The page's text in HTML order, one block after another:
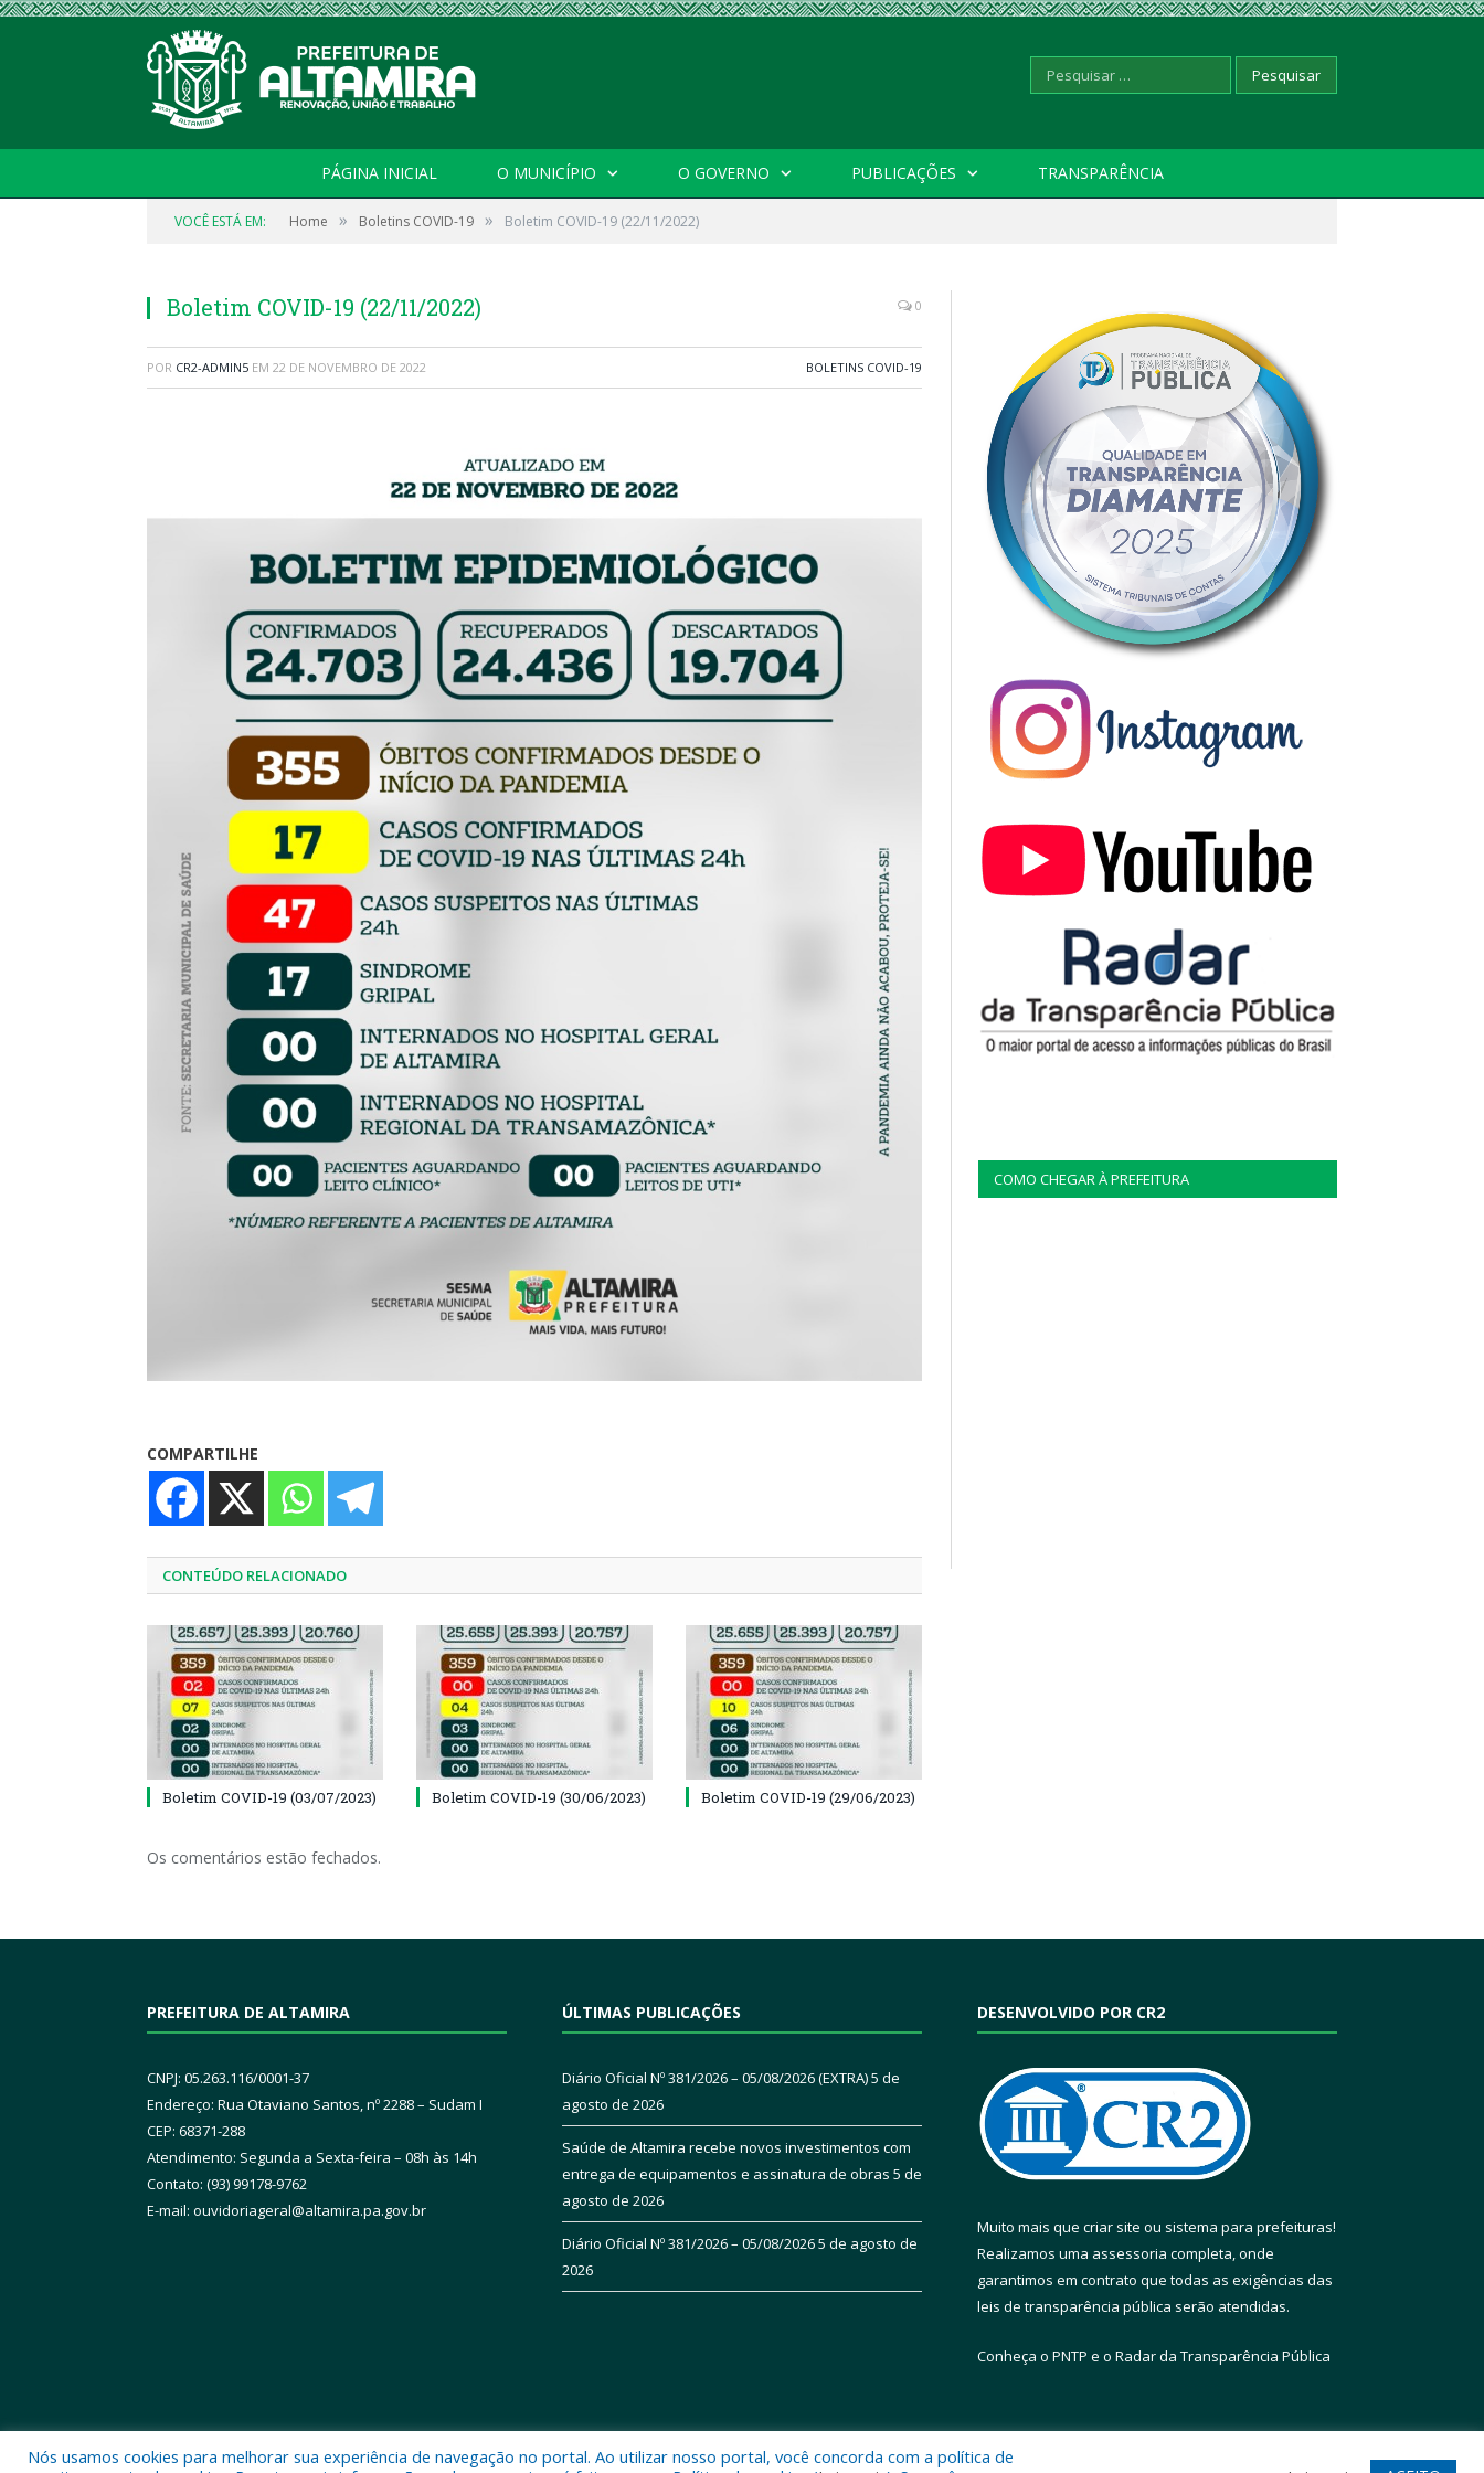
Pesquisar
PÁGINA INICIAL O MUNICÍPIO O GOVERNO PUBLICAÇÕES TRANSPARÊNCIA
VOCÊ ESTÁ EM: Home » Boletins COVID-19 » Boletim COVID-19 (22/11/2022)
Boletim COVID-19 (22/11/2022) 0
POR CR2-ADMIN5 EM 22 DE NOVEMBRO DE 2022 BOLETINS COVID-19
COMPARTILHE
CONTEÚDO RELACIONADO
Boletim COVID-19 (03/07/2023) Boletim COVID-19 (30/06/2023) Boletim COVID-19 (29/06/2023)
Os comentários estão fechados.
COMO CHEGAR À PREFEITURA
PREFEITURA DE ALTAMIRA
CNPJ: 05.263.116/0001-37
Endereço: Rua Otaviano Santos, nº 2288 – Sudam I
CEP: 68371-288
Atendimento: Segunda a Sexta-feira – 08h às 14h
Contato: (93) 99178-9762
E-mail: ouvidoriageral@altamira.pa.gov.br
ÚLTIMAS PUBLICAÇÕES
Diário Oficial Nº 381/2026 – 05/08/2026 (EXTRA)5 de
agosto de 2026
Saúde de Altamira recebe novos investimentos com
entrega de equipamentos e assinatura de obras 5 de
agosto de 2026
Diário Oficial Nº 381/2026 – 05/08/20265 de agosto de
2026
DESENVOLVIDO POR CR2
Muito mais que criar site ou sistema para prefeituras!
Realizamos uma assessoria completa, onde
garantimos em contrato que todas as exigências das
leis de transparência pública serão atendidas.
Conheça o PNTP e o Radar da Transparência Pública
Nós usamos cookies para melhorar sua experiência de navegação no portal. Ao utilizar nosso portal, você concorda com a política de